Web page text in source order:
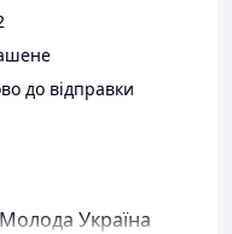
до відправки
Україна